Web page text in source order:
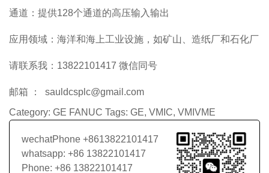
通道：提供128个通道的高压输入输出
应用领域：海洋和海上工业设施，如矿山、造纸厂和石化厂
请联系我：13822101417 微信同号
邮箱 ： sauldcsplc@gmail.com
Category: GE FANUC Tags: GE, VMIC, VMIVME
wechatPhone +8613822101417
whatsapp: +86 13822101417
Phone: +86 13822101417